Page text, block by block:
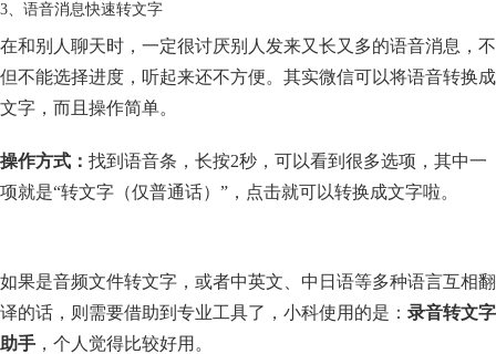
3、语音消息快速转文字
在和别人聊天时，一定很讨厌别人发来又长又多的语音消息，不
但不能选择进度，听起来还不方便。其实微信可以将语音转换成
文字，而且操作简单。
操作方式： 找到语音条，长按2秒，可以看到很多选项，其中一
项就是“转文字（仅普通话）”，点击就可以转换成文字啦。
如果是音频文件转文字，或者中英文、中日语等多种语言互相翻
译的话，则需要借助到专业工具了，小科使用的是： 录音转文字
助手 ，个人觉得比较好用。